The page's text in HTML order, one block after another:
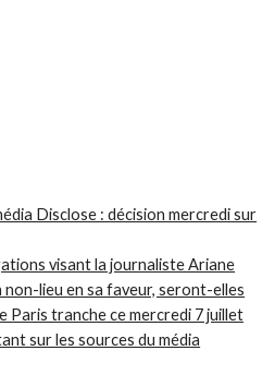
Disclose : décision mercredi sur
visant la journaliste Ariane
non-lieu en sa faveur, seront-elles
Paris tranche ce mercredi 7 juillet
sur les sources du média